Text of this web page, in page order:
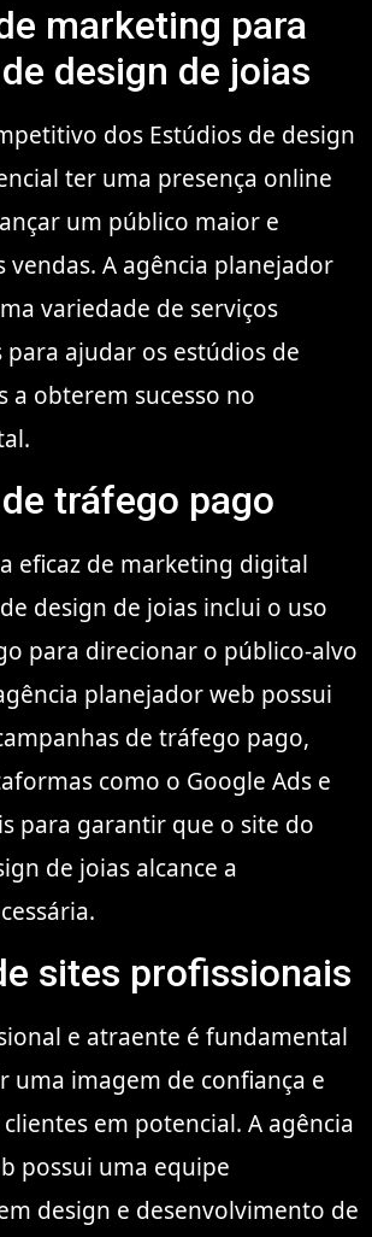
marketing para
design de joias
dos Estúdios de design
ter uma presença online
um público maior e
vendas. A agência planejador
variedade de serviços
para ajudar os estúdios de
a obterem sucesso no
tráfego pago
eficaz de marketing digital
design de joias inclui o uso
para direcionar o público-alvo
planejador web possui
de tráfego pago,
como o Google Ads e
para garantir que o site do
de joias alcance a
sites profissionais
e atraente é fundamental
uma imagem de confiança e
em potencial. A agência
possui uma equipe
design e desenvolvimento de